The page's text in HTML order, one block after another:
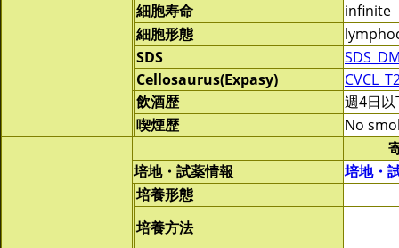
細胞寿命
infinite
細胞形態
SDS
Cellosaurus(Expasy)
飲酒歴
週4日以
喫煙歴
No
培地・試薬情報
培地・
培養形態
培養方法